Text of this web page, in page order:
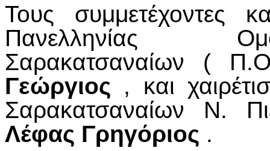
Τους συμμετέχοντες
Πανελληνίας
Σαρακατσαναίων (
Γεώργιος , και
Σαρακατσαναίων Ν.
Λέφας Γρηγόριος .